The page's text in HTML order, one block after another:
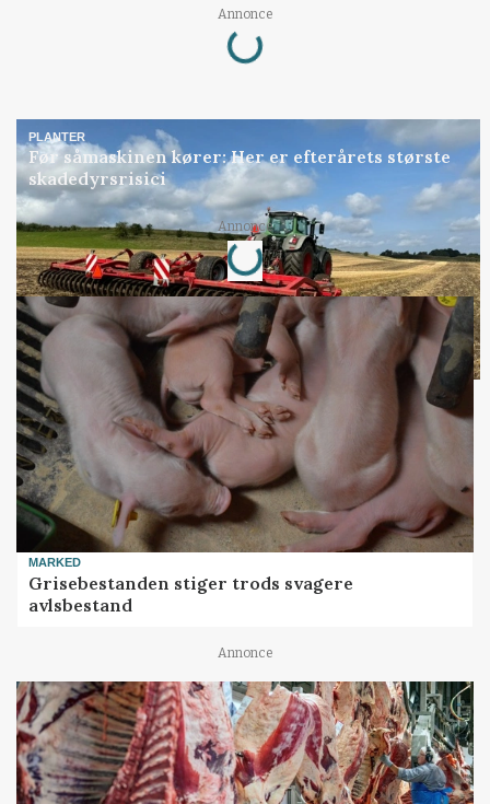
Annonce
Loading...
PLANTER
Før såmaskinen kører: Her er efterårets største
skadedyrsrisici
Annonce
Loading...
MARKED
Grisebestanden stiger trods svagere
avlsbestand
Annonce